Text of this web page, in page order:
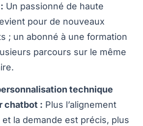
Un passionné de haute
pour de nouveaux
; un abonné à une formation
parcours sur le même
technique
chatbot : Plus l’alignement
et la demande est précis, plus